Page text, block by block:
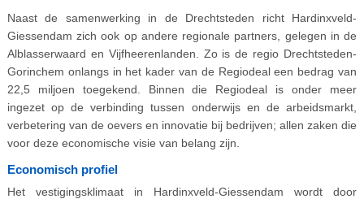
Naast de samenwerking in de Drechtsteden richt Hardinxveld-
Giessendam zich ook op andere regionale partners, gelegen in de
Alblasserwaard en Vijfheerenlanden. Zo is de regio Drechtsteden-
Gorinchem onlangs in het kader van de Regiodeal een bedrag van
22,5 miljoen toegekend. Binnen die Regiodeal is onder meer
ingezet op de verbinding tussen onderwijs en de arbeidsmarkt,
verbetering van de oevers en innovatie bij bedrijven; allen zaken die
voor deze economische visie van belang zijn.
Economisch profiel
Het vestigingsklimaat in Hardinxveld-Giessendam wordt door